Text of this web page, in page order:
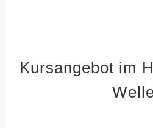
Kursangebot im